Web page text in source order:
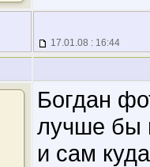
17.01.08 : 16:44
Богдан
лучше бы
и сам